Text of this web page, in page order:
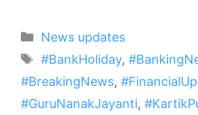
Categories
News updates
Tags
#BankHoliday,
#BreakingNews,
#GuruNanakJayanti,